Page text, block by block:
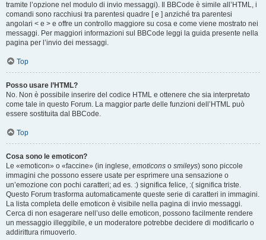
tramite l’opzione nel modulo di invio messaggi). Il BBCode è simile all’HTML, i
comandi sono racchiusi tra parentesi quadre [ e ] anziché tra parentesi
angolari < e > e offre un controllo maggiore su cosa e come viene mostrato nei
messaggi. Per maggiori informazioni sul BBCode leggi la guida presente nella
pagina per l’invio dei messaggi.
Top
Posso usare l’HTML?
No. Non è possibile inserire del codice HTML e ottenere che sia interpretato
come tale in questo Forum. La maggior parte delle funzioni dell’HTML può
essere sostituita dal BBCode.
Top
Cosa sono le emoticon?
Le «emoticon» o «faccine» (in inglese, emoticons o smileys) sono piccole
immagini che possono essere usate per esprimere una sensazione o
un’emozione con pochi caratteri; ad es. :) significa felice, :( significa triste.
Questo Forum trasforma automaticamente queste serie di caratteri in immagini.
La lista completa delle emoticon è visibile nella pagina di invio messaggi.
Cerca di non esagerare nell’uso delle emoticon, possono facilmente rendere
un messaggio illeggibile, e un moderatore potrebbe decidere di modificarlo o
addirittura rimuoverlo.